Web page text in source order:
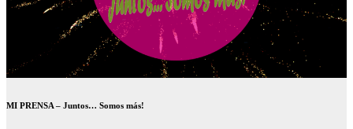
MI PRENSA – Juntos… Somos más!